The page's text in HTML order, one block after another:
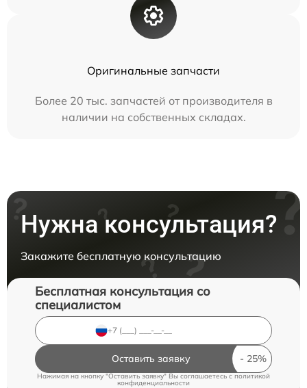
Оригинальные запчасти
Более 20 тыс. запчастей от производителя в
наличии на собственных складах.
Нужна консультация?
Закажите бесплатную консультацию
Бесплатная консультация со
специалистом
Оставить заявку
Нажимая на кнопку "Оставить заявку" Вы соглашаетесь cполитикой
конфиденциальности